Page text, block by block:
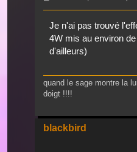
Je n'ai pas trouvé
4W mis au environ
d'ailleurs)
quand le sage montre la
doigt !!!!
blackbird